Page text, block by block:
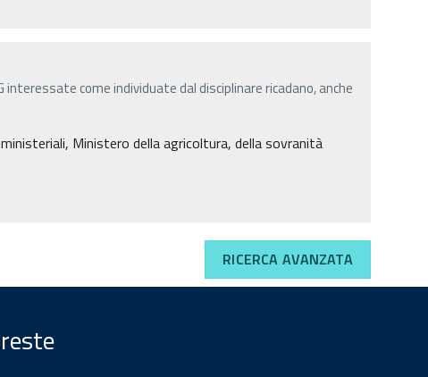
interessate come individuate dal disciplinare ricadano, anche
Ministero della agricoltura, della sovranità
RICERCA AVANZATA